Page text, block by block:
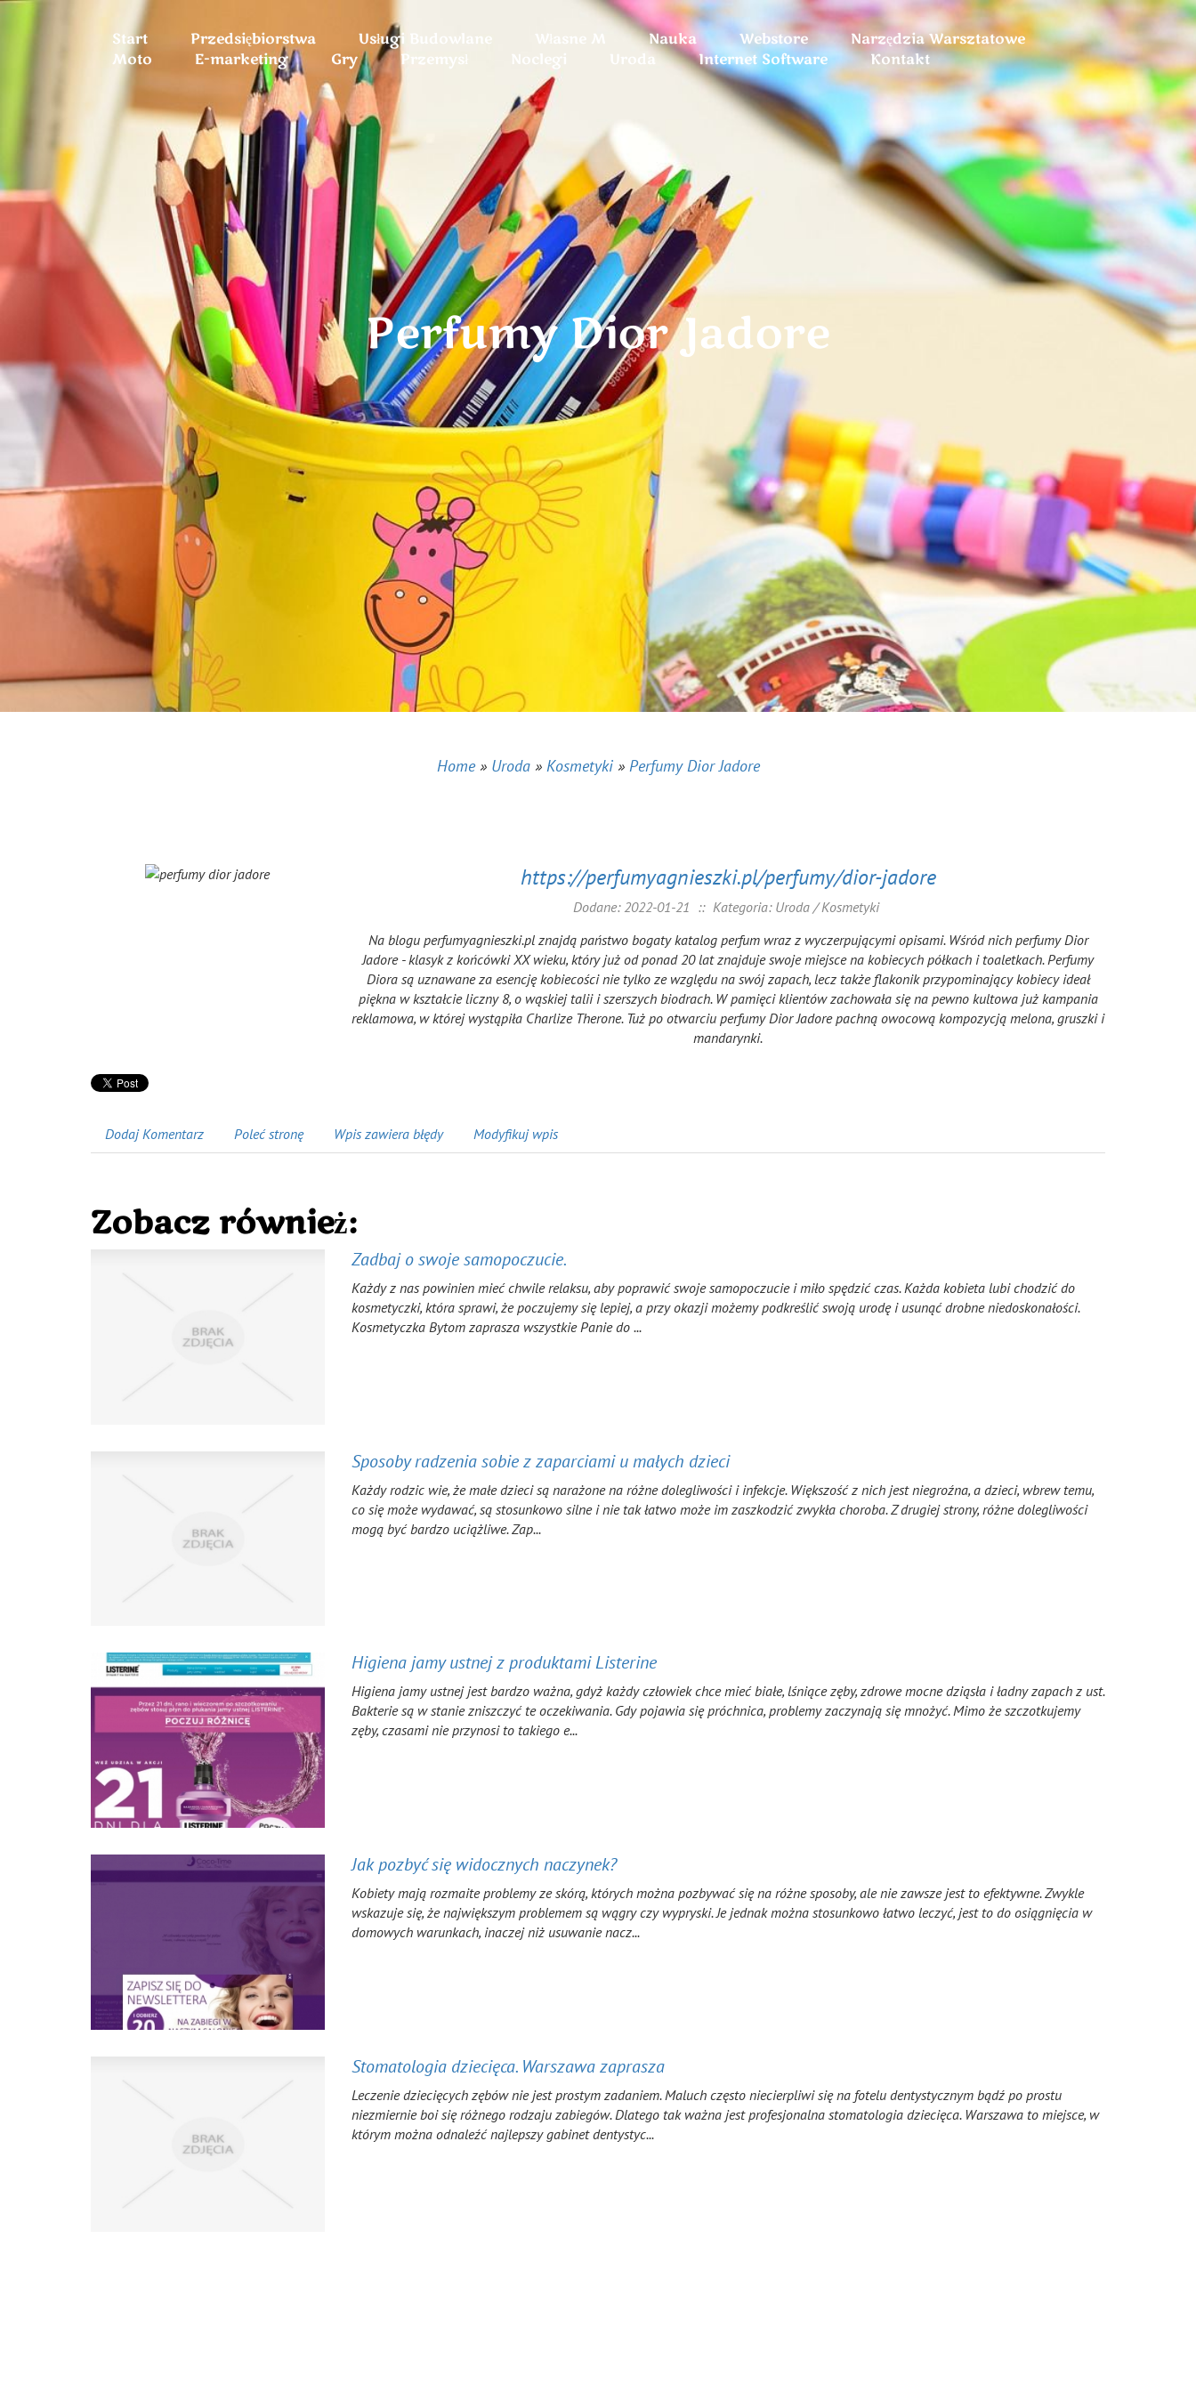
Start Przedsiębiorstwa Usługi Budowlane Własne M Nauka Webstore
Narzędzia Warsztatowe
Moto
E-marketing Gry Przemysł Noclegi Uroda Internet Software Kontakt
Perfumy Dior Jadore
Home» Uroda» Kosmetyki» Perfumy Dior Jadore
https://perfumyagnieszki.pl/perfumy/dior-jadore
Dodane: 2022-01-21 :: Kategoria: Uroda / Kosmetyki
Na blogu perfumyagnieszki.pl znajdą państwo bogaty katalog perfum wraz z wyczerpującymi opisami. Wśród nich perfumy Dior
Jadore - klasyk z końcówki XX wieku, który już od ponad 20 lat znajduje swoje miejsce na kobiecych półkach i toaletkach. Perfumy
Diora są uznawane za esencję kobiecości nie tylko ze względu na swój zapach, lecz także flakonik przypominający kobiecy ideał
piękna w kształcie liczny 8, o wąskiej talii i szerszych biodrach. W pamięci klientów zachowała się na pewno kultowa już kampania
reklamowa, w której wystąpiła Charlize Therone. Tuż po otwarciu perfumy Dior Jadore pachną owocową kompozycją melona, gruszki i
mandarynki.
Dodaj Komentarz Poleć stronę Wpis zawiera błędy Modyfikuj wpis
Zobacz również:
Zadbaj o swoje samopoczucie.
Każdy z nas powinien mieć chwile relaksu, aby poprawić swoje samopoczucie i miło spędzić czas. Każda kobieta lubi chodzić do
kosmetyczki, która sprawi, że poczujemy się lepiej, a przy okazji możemy podkreślić swoją urodę i usunąć drobne niedoskonałości.
Kosmetyczka Bytom zaprasza wszystkie Panie do ...
Sposoby radzenia sobie z zaparciami u małych dzieci
Każdy rodzic wie, że małe dzieci są narażone na różne dolegliwości i infekcje. Większość z nich jest niegroźna, a dzieci, wbrew temu,
co się może wydawać, są stosunkowo silne i nie tak łatwo może im zaszkodzić zwykła choroba. Z drugiej strony, różne dolegliwości
mogą być bardzo uciążliwe. Zap...
Higiena jamy ustnej z produktami Listerine
Higiena jamy ustnej jest bardzo ważna, gdyż każdy człowiek chce mieć białe, lśniące zęby, zdrowe mocne dziąsła i ładny zapach z ust.
Bakterie są w stanie zniszczyć te oczekiwania. Gdy pojawia się próchnica, problemy zaczynają się mnożyć. Mimo że szczotkujemy
zęby, czasami nie przynosi to takiego e...
Jak pozbyć się widocznych naczynek?
Kobiety mają rozmaite problemy ze skórą, których można pozbywać się na różne sposoby, ale nie zawsze jest to efektywne. Zwykle
wskazuje się, że największym problemem są wągry czy wypryski. Je jednak można stosunkowo łatwo leczyć, jest to do osiągnięcia w
domowych warunkach, inaczej niż usuwanie nacz...
Stomatologia dziecięca. Warszawa zaprasza
Leczenie dziecięcych zębów nie jest prostym zadaniem. Maluch często niecierpliwi się na fotelu dentystycznym bądź po prostu
niezmiernie boi się różnego rodzaju zabiegów. Dlatego tak ważna jest profesjonalna stomatologia dziecięca. Warszawa to miejsce, w
którym można odnaleźć najlepszy gabinet dentystyc...